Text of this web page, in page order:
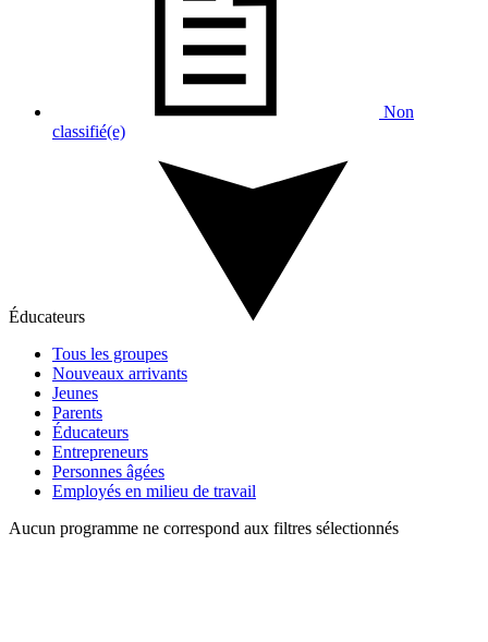
Non
classifié(e)
Éducateurs
Tous les groupes
Nouveaux arrivants
Jeunes
Parents
Éducateurs
Entrepreneurs
Personnes âgées
Employés en milieu de travail
Aucun programme ne correspond aux filtres sélectionnés